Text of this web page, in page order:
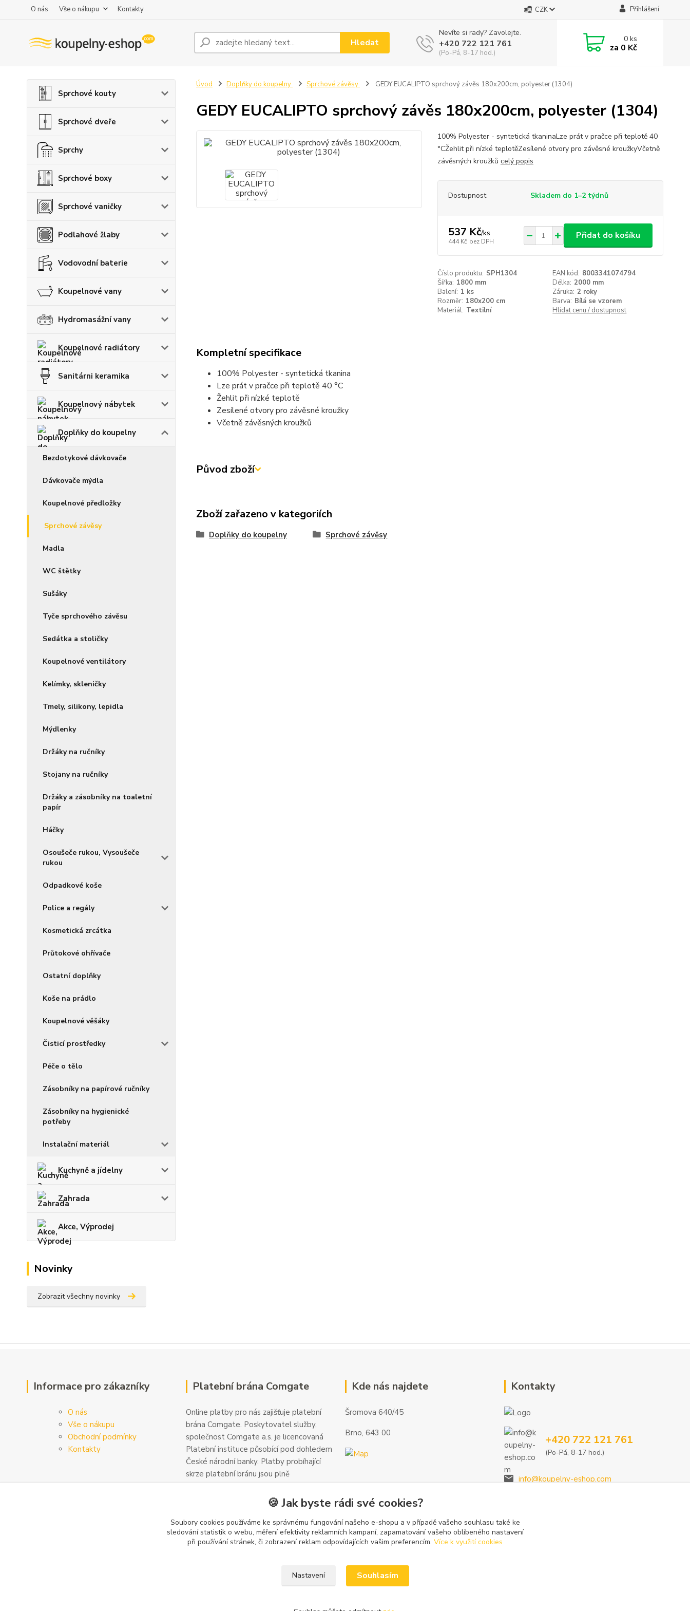
O nás Vše o nákupu Kontakty CZK Přihlášení
Hledat
Nevíte si rady? Zavolejte.
+420 722 121 761
(Po-Pá, 8-17 hod.)
0ks
za 0 Kč
Sprchové kouty
Sprchové dveře
Sprchy
Sprchové boxy
Sprchové vaničky
Podlahové žlaby
Vodovodní baterie
Koupelnové vany
Hydromasážní vany
Koupelnové radiátory
Sanitárni keramika
Koupelnový nábytek
Doplňky do koupelny
Bezdotykové dávkovače
Dávkovače mýdla
Koupelnové předložky
Sprchové závěsy
Madla
WC štětky
Sušáky
Tyče sprchového závěsu
Sedátka a stoličky
Koupelnové ventilátory
Kelímky, skleničky
Tmely, silikony, lepidla
Mýdlenky
Držáky na ručníky
Stojany na ručníky
Držáky a zásobníky na toaletní
papír
Háčky
Osoušeče rukou, Vysoušeče
rukou
Odpadkové koše
Police a regály
Kosmetická zrcátka
Průtokové ohřívače
Ostatní doplňky
Koše na prádlo
Koupelnové věšáky
Čisticí prostředky
Péče o tělo
Zásobníky na papírové ručníky
Zásobníky na hygienické
potřeby
Instalační materiál
Kuchyně a jídelny
Zahrada
Akce, Výprodej
Novinky
Zobrazit všechny novinky
Úvod Doplňky do koupelny Sprchové závěsy GEDY EUCALIPTO sprchový závěs 180x200cm, polyester (1304)
GEDY EUCALIPTO sprchový závěs 180x200cm, polyester (1304)
100% Polyester - syntetická tkaninaLze prát v pračce při teplotě 40
°CŽehlit při nízké teplotěZesílené otvory pro závěsné kroužkyVčetně
závěsných kroužků celý popis
Dostupnost Skladem do 1–2 týdnů
537 Kč/ks
444 Kč bez DPH
Přidat do košíku
Číslo produktu: SPH1304 EAN kód: 8003341074794
Šířka: 1800 mm Délka: 2000 mm
Balení: 1 ks Záruka: 2 roky
Rozměr: 180x200 cm Barva: Bílá se vzorem
Materiál: Textilní Hlídat cenu / dostupnost
Kompletní specifikace
100% Polyester - syntetická tkanina
Lze prát v pračce při teplotě 40 °C
Žehlit při nízké teplotě
Zesílené otvory pro závěsné kroužky
Včetně závěsných kroužků
Původ zboží
Zboží zařazeno v kategoriích
Doplňky do koupelny Sprchové závěsy
Informace pro zákazníky
O nás
Vše o nákupu
Obchodní podmínky
Kontakty
Platební brána Comgate
Online platby pro nás zajišťuje platební
brána Comgate. Poskytovatel služby,
společnost Comgate a.s. je licencovaná
Platební instituce působící pod dohledem
České národní banky. Platby probíhající
skrze platební bránu jsou plně
šifrovány. Další informace a kontakty
Kde nás najdete
Šromova 640/45
Brno, 643 00
Kontakty
+420 722 121 761
(Po-Pá, 8-17 hod.)
info@koupelny-eshop.com
🍪 Jak byste rádi své cookies?
Soubory cookies používáme ke správnému fungování našeho e-shopu a v případě vašeho souhlasu také ke
sledování statistik o webu, měření efektivity reklamních kampaní, zapamatování vašeho oblíbeného nastavení
při používání stránek, či zobrazení reklam odpovídajících vašim preferencím. Více k využití cookies
Nastavení Souhlasím